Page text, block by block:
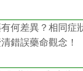
何差異？相同症
錯誤藥命觀念！